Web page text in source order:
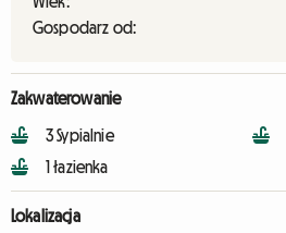
Gospodarz od:
Zakwaterowanie
3 Sypialnie
1 łazienka
Lokalizacja